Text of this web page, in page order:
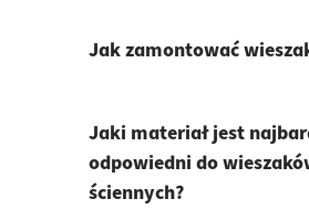
Jak zamontować
Jaki materiał jest
odpowiedni do
ściennych?